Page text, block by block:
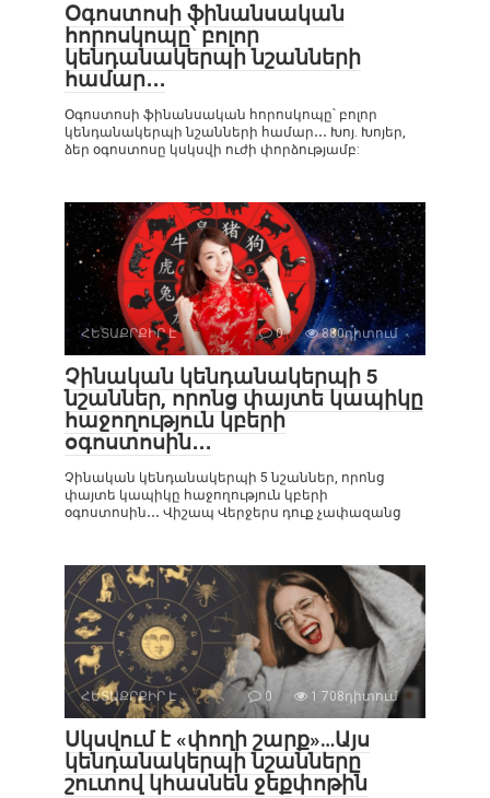
Օգոստոսի ֆինանսական
հորոսկոպը՝ բոլոր
կենդանակերպի նշանների
համար․․․
Օգոստոսի ֆինանսական հորոսկոպը՝ բոլոր
կենդանակերպի նշանների համար․․․ Խոյ. Խոյեր,
ձեր օգոստոսը կսկսվի ուժի փորձությամբ:
ՀԵՏԱՔՐՔԻՐ Է 0 880դիտում
Չինական կենդանակերպի 5
նշաններ, որոնց փայտե կապիկը
հաջողություն կբերի
օգոստոսին․․․
Չինական կենդանակերպի 5 նշաններ, որոնց
փայտե կապիկը հաջողություն կբերի
օգոստոսին․․․ Վիշապ Վերջերս դուք չափազանց
ՀԵՏԱՔՐՔԻՐ Է 0 1 708դիտում
Սկսվում է «փողի շարք»…Այս
կենդանակերպի նշանները
շուտով կհասնեն ջեքփոթին